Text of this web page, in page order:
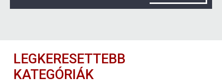
LEGKERESETTEBB
KATEGÓRIÁK